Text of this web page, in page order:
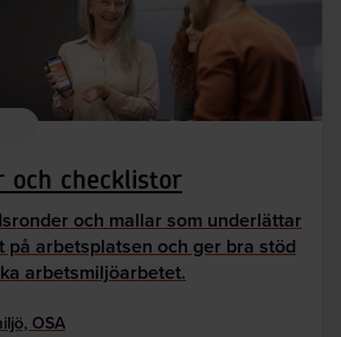
och checklistor
och mallar som underlättar
arbetsplatsen och ger bra stöd
arbetsmiljöarbetet.
OSA